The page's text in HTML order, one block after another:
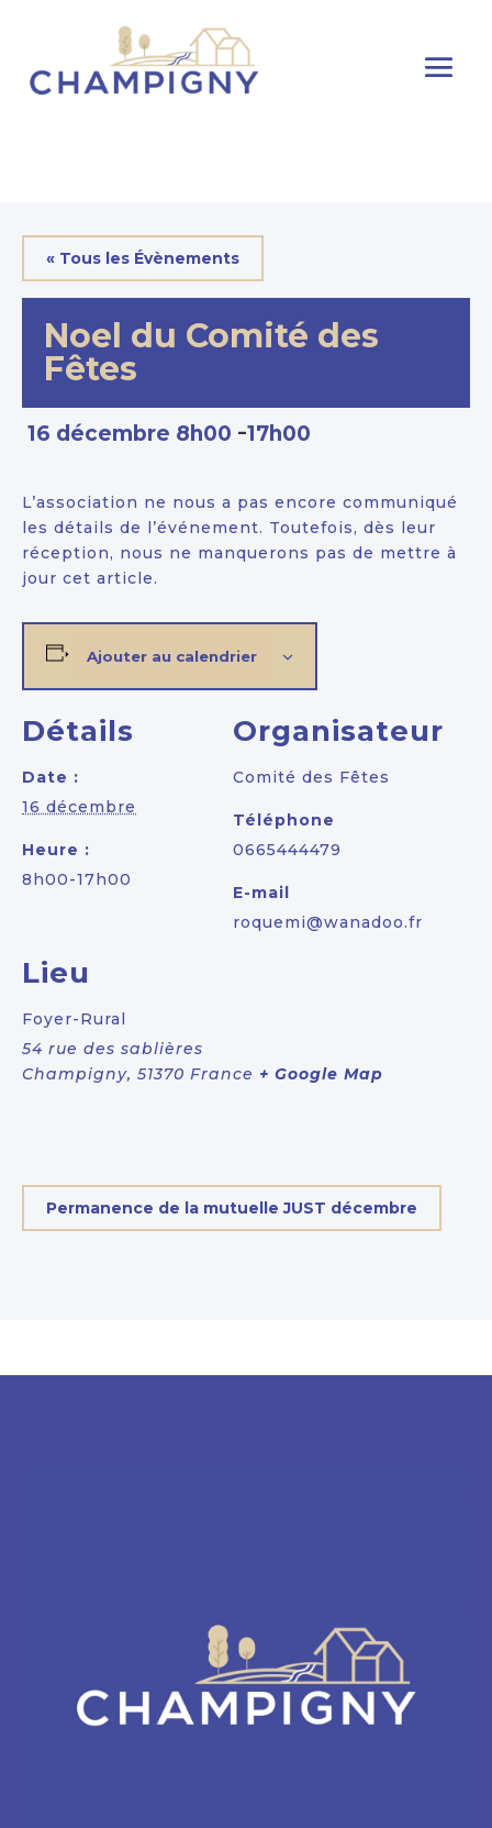
« Tous les Évènements
Noel du Comité des
Fêtes
16 décembre 8h00 -17h00
L’association ne nous a pas encore communiqué
les détails de l’événement. Toutefois, dès leur
réception, nous ne manquerons pas de mettre à
jour cet article.
Ajouter au calendrier
Détails
Date :
16 décembre
Heure :
8h00-17h00
Lieu
Foyer-Rural
54 rue des sablières
Champigny, 51370 France + Google Map
Organisateur
Comité des Fêtes
Téléphone
0665444479
E-mail
roquemi@wanadoo.fr
Permanence de la mutuelle JUST décembre